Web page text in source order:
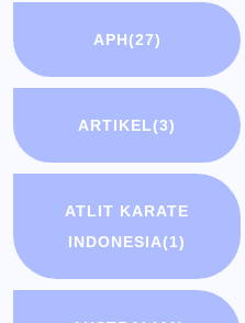
APH(27)
ARTIKEL(3)
ATLIT KARATE
INDONESIA(1)